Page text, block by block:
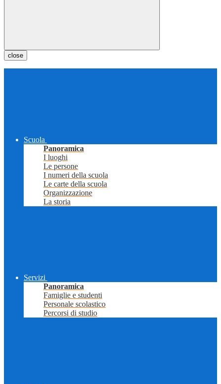
close
Scuola
Panoramica
I luoghi
Le persone
I numeri della scuola
Le carte della scuola
Organizzazione
La storia
Servizi
Panoramica
Famiglie e studenti
Personale scolastico
Percorsi di studio